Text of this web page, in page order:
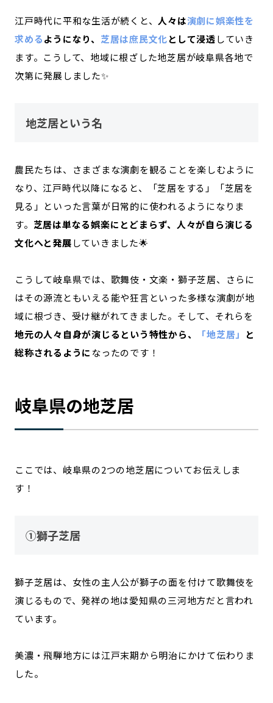
江戸時代に平和な生活が続くと、 人々は演劇に娯楽性を
求めるようになり、 芝居は庶民文化として浸透していき
ます。こうして、地域に根ざした地芝居が岐阜県各地で
次第に発展しました✨
地芝居という名
農民たちは、さまざまな演劇を観ることを楽しむように
なり、江戸時代以降になると、「芝居をする」「芝居を
見る」といった言葉が日常的に使われるようになりま
す。 芝居は単なる娯楽にとどまらず、人々が自ら演じる
文化へと発展していきました🌟
こうして岐阜県では、歌舞伎・文楽・獅子芝居、さらに
はその源流ともいえる能や狂言といった多様な演劇が地
域に根づき、受け継がれてきました。そして、それらを
地元の人々自身が演じるという特性から、
「地芝居」
と
総称されるように なったのです！
岐阜県の地芝居
ここでは、岐阜県の2つの地芝居についてお伝えしま
す！
①獅子芝居
獅子芝居は、女性の主人公が獅子の面を付けて歌舞伎を
演じるもので、発祥の地は愛知県の三河地方だと言われ
ています。
美濃・飛騨地方には江戸末期から明治にかけて伝わりま
した。